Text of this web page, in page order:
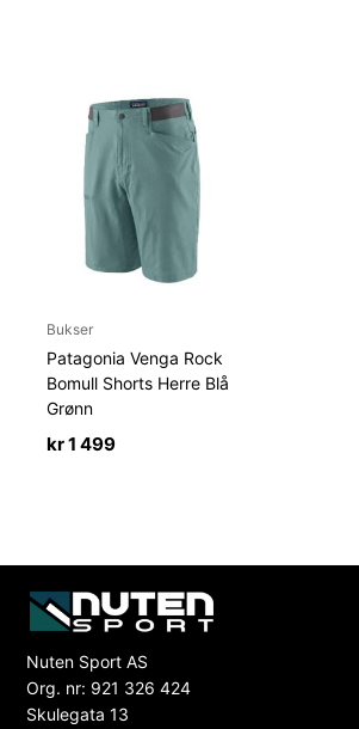
Bukser
Patagonia Venga Rock
Bomull Shorts Herre Blå
Grønn
kr1 499
Nuten Sport AS
Org. nr: 921 326 424
Skulegata 13